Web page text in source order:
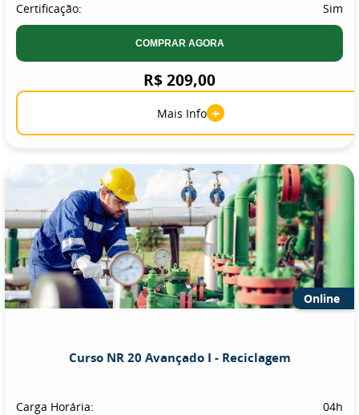
Certificação:
Sim
COMPRAR AGORA
R$ 209,00
Mais Info +
Online
Curso NR 20 Avançado I - Reciclagem
Carga Horária:
04h